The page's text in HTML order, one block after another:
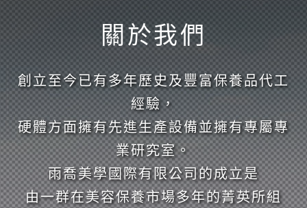
關於我們
創立至今已有多年歷史及豐富保養品代工
經驗，
硬體方面擁有先進生產設備並擁有專屬專
業研究室。
雨喬美學國際有限公司的成立是
由一群在美容保養市場多年的菁英所組